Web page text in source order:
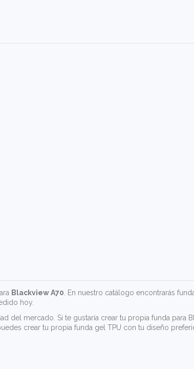
Blackview A70 . En nuestro catálogo encontrarás
hoy.
del mercado. Si te gustaría crear tu propia funda para
crear tu propia funda gel TPU con tu diseño